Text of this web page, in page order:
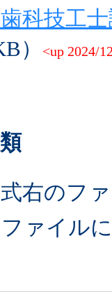
科技工
）
<up 2024/
右のフ
ァイル